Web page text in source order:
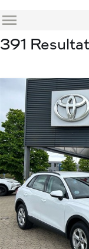
Menu
391